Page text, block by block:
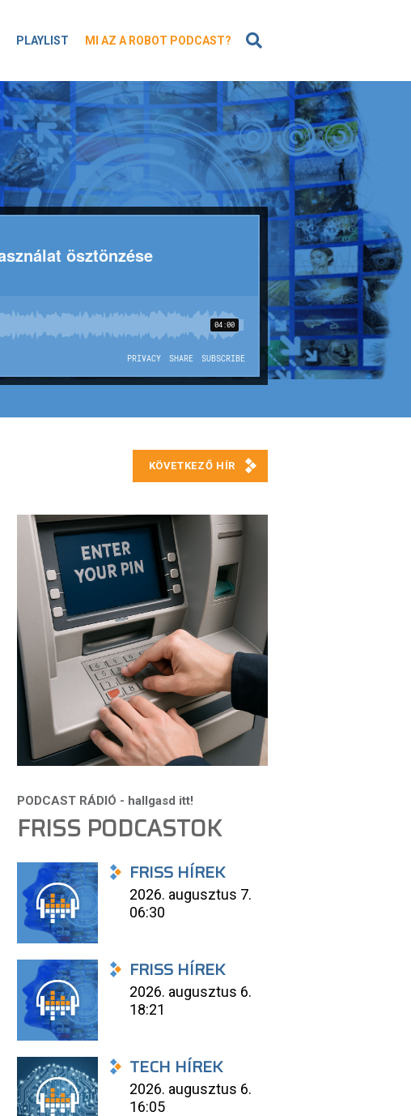
PLAYLIST MI AZ A ROBOT PODCAST?
FRISS PODCASTOK
FRISS HÍREK
2026. augusztus 7.
06:30
FRISS HÍREK
2026. augusztus 6.
18:21
TECH HÍREK
2026. augusztus 6.
16:05